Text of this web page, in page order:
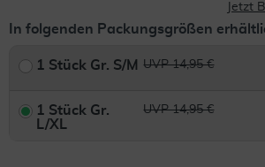
Jetzt
In folgenden Packungsgrößen
1 Stück Gr. S/M UVP 14,95 €
1 Stück Gr.
L/XL
UVP 14,95 €